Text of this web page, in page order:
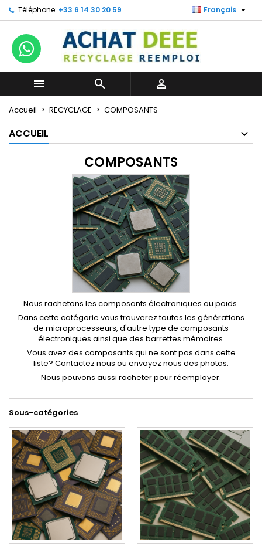
Téléphone: +33 6 14 30 20 59 Français 
  
Accueil RECYCLAGE COMPOSANTS
ACCUEIL
COMPOSANTS
Nous rachetons les composants électroniques au poids.
Dans cette catégorie vous trouverez toutes les générations
de microprocesseurs, d'autre type de composants
électroniques ainsi que des barrettes mémoires.
Vous avez des composants qui ne sont pas dans cette
liste? Contactez nous ou envoyez nous des photos.
Nous pouvons aussi racheter pour réemployer.
Sous-catégories